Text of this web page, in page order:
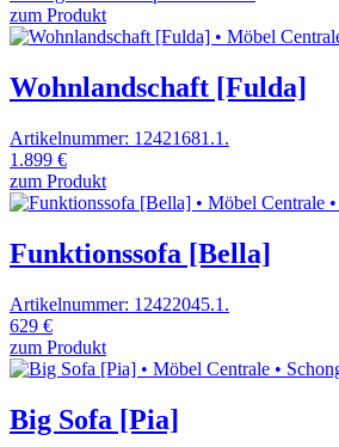
zum Produkt
Wohnlandschaft [Fulda]
Artikelnummer: 12421681.1.
1.899 €
zum Produkt
Funktionssofa [Bella]
Artikelnummer: 12422045.1.
629 €
zum Produkt
Big Sofa [Pia]